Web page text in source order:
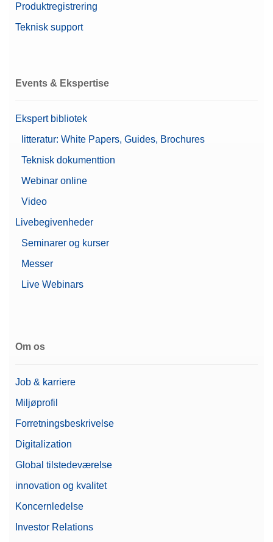
Produktregistrering
Teknisk support
Events & Ekspertise
Ekspert bibliotek
litteratur: White Papers, Guides, Brochures
Teknisk dokumenttion
Webinar online
Video
Livebegivenheder
Seminarer og kurser
Messer
Live Webinars
Om os
Job & karriere
Miljøprofil
Forretningsbeskrivelse
Digitalization
Global tilstedeværelse
innovation og kvalitet
Koncernledelse
Investor Relations